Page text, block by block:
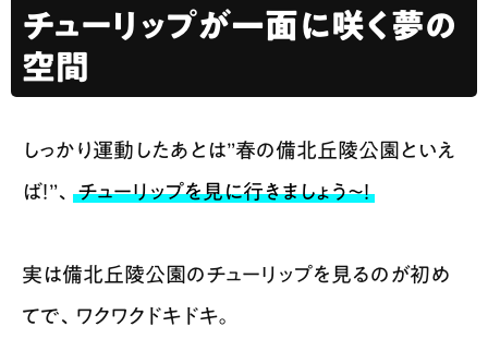
チューリップが一面に咲く夢の
空間
しっかり運動したあとは”春の備北丘陵公園といえ
ば！”、
チューリップを見に行きましょう〜！
実は備北丘陵公園のチューリップを見るのが初め
てで、ワクワクドキドキ。